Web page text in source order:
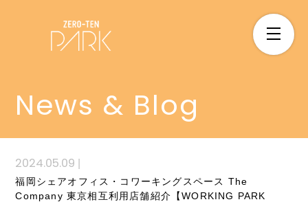
News & Blog
2024.05.09 |
福岡シェアオフィス・コワーキングスペース The
Company 東京相互利用店舗紹介【WORKING PARK